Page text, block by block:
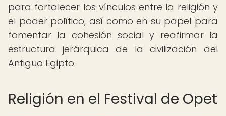
para fortalecer los vínculos entre la religión y
el poder político, así como en su papel para
fomentar la cohesión social y reafirmar la
estructura jerárquica de la civilización del
Antiguo Egipto.
Religión en el Festival de Opet